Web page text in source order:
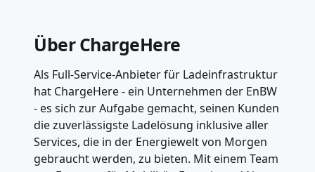
Über ChargeHere
Als Full-Service-Anbieter für Ladeinfrastruktur
hat ChargeHere - ein Unternehmen der EnBW
- es sich zur Aufgabe gemacht, seinen Kunden
die zuverlässigste Ladelösung inklusive aller
Services, die in der Energiewelt von Morgen
gebraucht werden, zu bieten. Mit einem Team